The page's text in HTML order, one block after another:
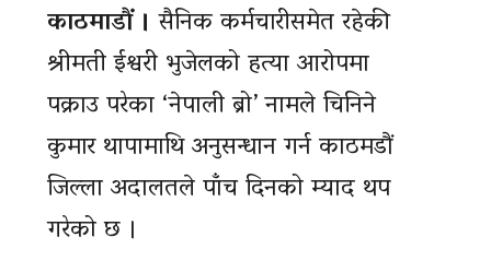
काठमाडौं । सैनिक कर्मचारीसमेत रहेकी
श्रीमती ईश्वरी भुजेलको हत्या आरोपमा
पक्राउ परेका ‘नेपाली ब्रो’ नामले चिनिने
कुमार थापामाथि अनुसन्धान गर्न काठमडौं
जिल्ला अदालतले पाँच दिनको म्याद थप
गरेको छ ।